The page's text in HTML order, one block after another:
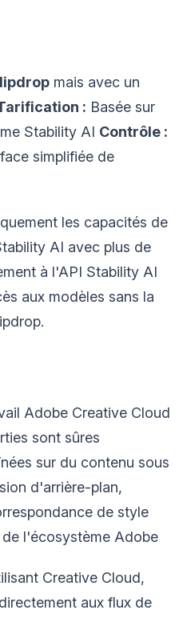
mais avec un
: Basée sur
Stability AI Contrôle :
simplifiée de
les capacités de
AI avec plus de
à l'API Stability AI
aux modèles sans la
Adobe Creative Cloud
sont sûres
sur du contenu sous
d'arrière-plan,
de style
de l'écosystème Adobe
Creative Cloud,
aux flux de